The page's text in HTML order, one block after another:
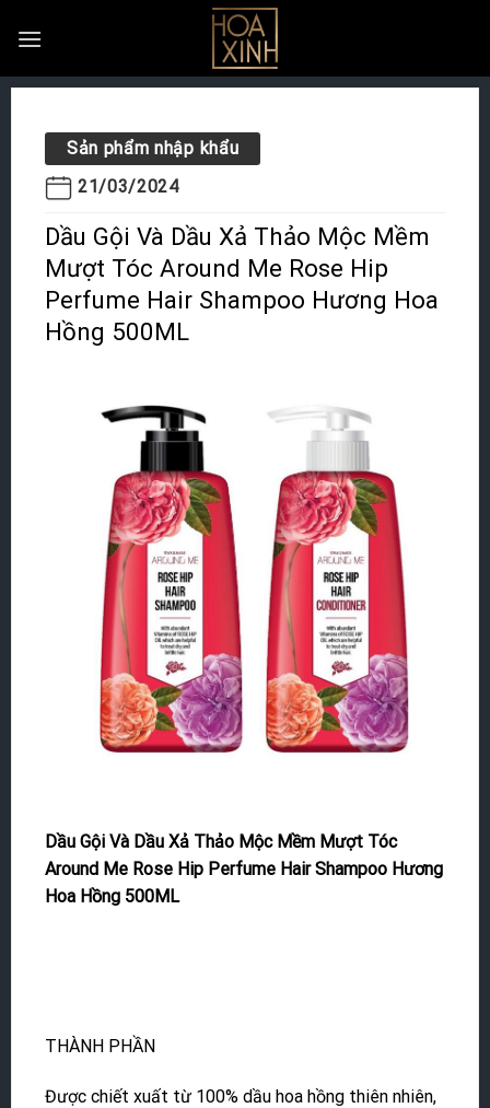
Sản phẩm nhập khẩu
21/03/2024
Dầu Gội Và Dầu Xả Thảo Mộc Mềm
Mượt Tóc Around Me Rose Hip
Perfume Hair Shampoo Hương Hoa
Hồng 500ML
Dầu Gội Và Dầu Xả Thảo Mộc Mềm Mượt Tóc
Around Me Rose Hip Perfume Hair Shampoo Hương
Hoa Hồng 500ML
THÀNH PHẦN
Được chiết xuất từ 100% dầu hoa hồng thiên nhiên,